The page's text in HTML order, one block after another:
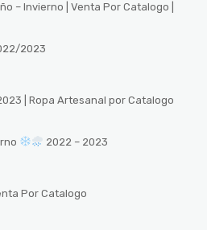
– Invierno | Venta Por Catalogo |
2023
| Ropa Artesanal por Catalogo
2022 – 2023
Por Catalogo